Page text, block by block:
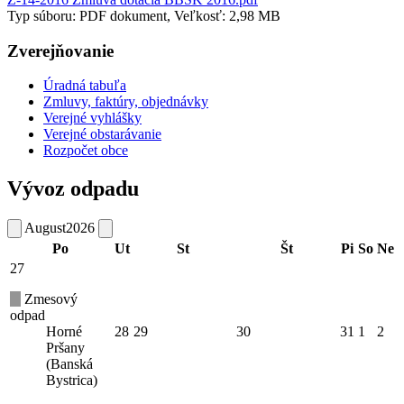
Typ súboru: PDF dokument, Veľkosť: 2,98 MB
Zverejňovanie
Úradná tabuľa
Zmluvy, faktúry, objednávky
Verejné vyhlášky
Verejné obstarávanie
Rozpočet obce
Vývoz odpadu
August2026
Po
Ut St Št Pi So Ne
27
Zmesový
odpad
Horné
Pršany
(Banská
Bystrica)
28 29 30 31 1 2